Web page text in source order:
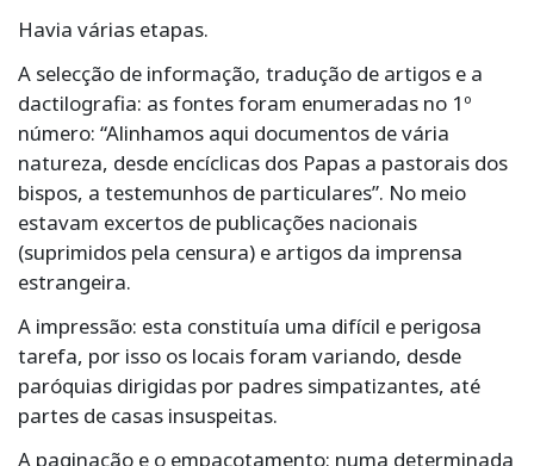
Havia várias etapas.
A selecção de informação, tradução de artigos e a
dactilografia: as fontes foram enumeradas no 1º
número: “Alinhamos aqui documentos de vária
natureza, desde encíclicas dos Papas a pastorais dos
bispos, a testemunhos de particulares”. No meio
estavam excertos de publicações nacionais
(suprimidos pela censura) e artigos da imprensa
estrangeira.
A impressão: esta constituía uma difícil e perigosa
tarefa, por isso os locais foram variando, desde
paróquias dirigidas por padres simpatizantes, até
partes de casas insuspeitas.
A paginação e o empacotamento: numa determinada